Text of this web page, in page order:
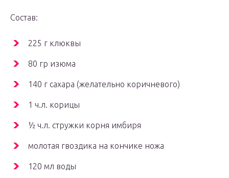
Состав:
225 г клюквы
80 гр изюма
140 г сахара (желательно коричневого)
1 ч.л. корицы
½ ч.л. стружки корня имбиря
молотая гвоздика на кончике ножа
120 мл воды